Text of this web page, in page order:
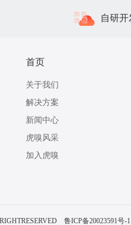
自研
首页
关于我们
解决方案
新闻中心
虎嗅风采
加入虎嗅
鲁ICP备20023591号-1